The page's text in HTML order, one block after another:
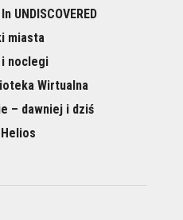
UNDISCOVERED
miasta
noclegi
Wirtualna
– dawniej i dziś